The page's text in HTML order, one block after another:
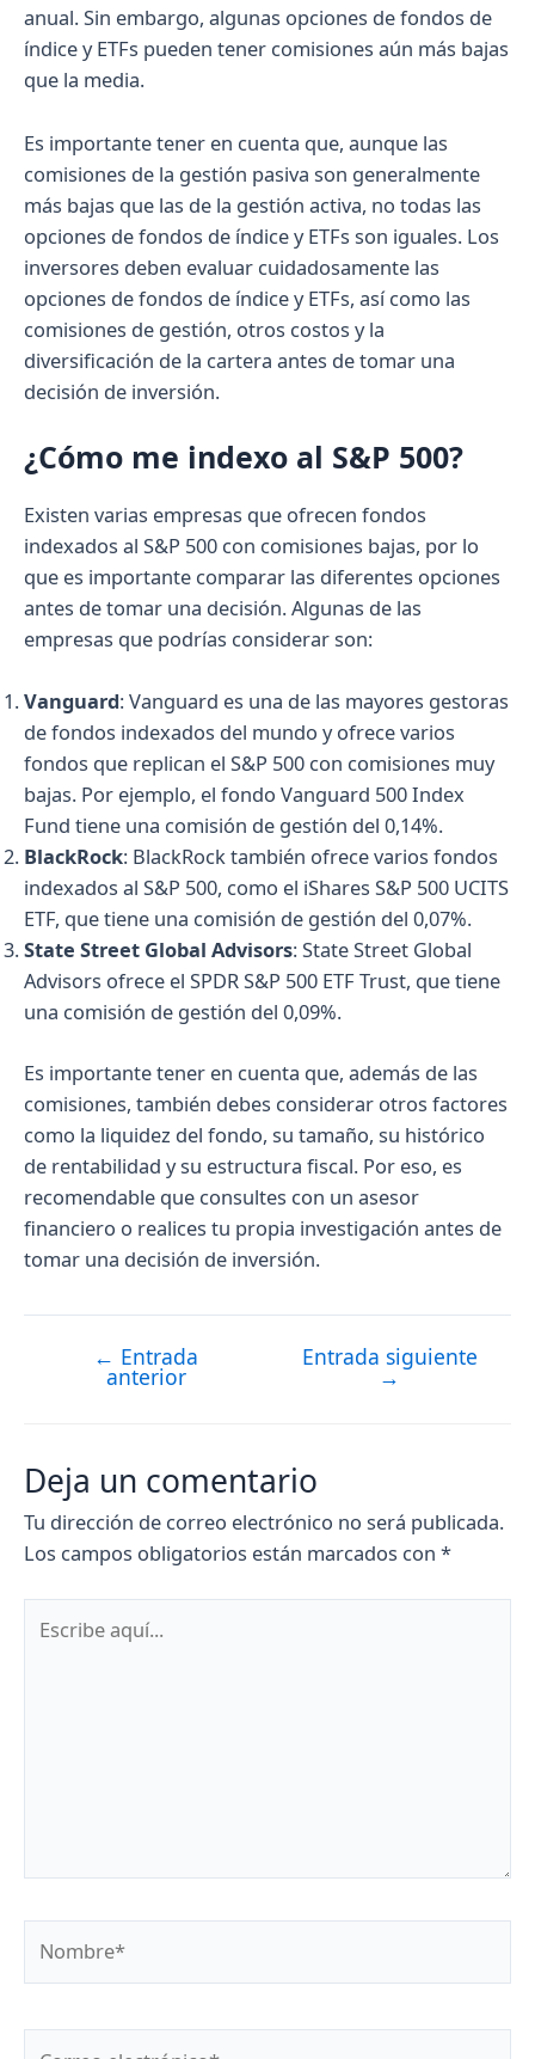
anual. Sin embargo, algunas opciones de fondos de
índice y ETFs pueden tener comisiones aún más bajas
que la media.
Es importante tener en cuenta que, aunque las
comisiones de la gestión pasiva son generalmente
más bajas que las de la gestión activa, no todas las
opciones de fondos de índice y ETFs son iguales. Los
inversores deben evaluar cuidadosamente las
opciones de fondos de índice y ETFs, así como las
comisiones de gestión, otros costos y la
diversificación de la cartera antes de tomar una
decisión de inversión.
¿Cómo me indexo al S&P 500?
Existen varias empresas que ofrecen fondos
indexados al S&P 500 con comisiones bajas, por lo
que es importante comparar las diferentes opciones
antes de tomar una decisión. Algunas de las
empresas que podrías considerar son:
Vanguard: Vanguard es una de las mayores gestoras
de fondos indexados del mundo y ofrece varios
fondos que replican el S&P 500 con comisiones muy
bajas. Por ejemplo, el fondo Vanguard 500 Index
Fund tiene una comisión de gestión del 0,14%.
BlackRock: BlackRock también ofrece varios fondos
indexados al S&P 500, como el iShares S&P 500 UCITS
ETF, que tiene una comisión de gestión del 0,07%.
State Street Global Advisors: State Street Global
Advisors ofrece el SPDR S&P 500 ETF Trust, que tiene
una comisión de gestión del 0,09%.
Es importante tener en cuenta que, además de las
comisiones, también debes considerar otros factores
como la liquidez del fondo, su tamaño, su histórico
de rentabilidad y su estructura fiscal. Por eso, es
recomendable que consultes con un asesor
financiero o realices tu propia investigación antes de
tomar una decisión de inversión.
Navegación
← Entrada
anterior
Entrada siguiente
→
Deja un comentario
Tu dirección de correo electrónico no será publicada.
Los campos obligatorios están marcados con *
aquí...